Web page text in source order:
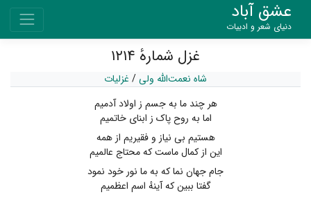
عشق آباد
دنیای شعر و ادبیات
غزل شمارهٔ ۱۲۱۴
شاه نعمت‌الله ولی/ غزلیات
هر چند ما به جسم ز اولاد آدمیم
اما به روح پاک ز ابنای خاتمیم
هستیم بی نیاز و فقیریم از همه
این از کمال ماست که محتاج عالمیم
جام جهان نما که به ما نور خود نمود
گفتا ببین که آینهٔ اسم اعظمیم